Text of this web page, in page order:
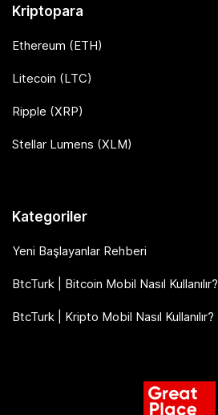
Kriptopara
Ethereum (ETH)
Litecoin (LTC)
Ripple (XRP)
Stellar Lumens (XLM)
Kategoriler
Yeni Başlayanlar Rehberi
BtcTurk | Bitcoin Mobil Nasıl Kullanılır?
BtcTurk | Kripto Mobil Nasıl Kullanılır?